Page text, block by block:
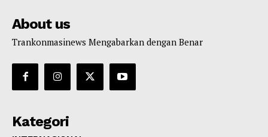
About us
Trankonmasinews Mengabarkan dengan Benar
Kategori